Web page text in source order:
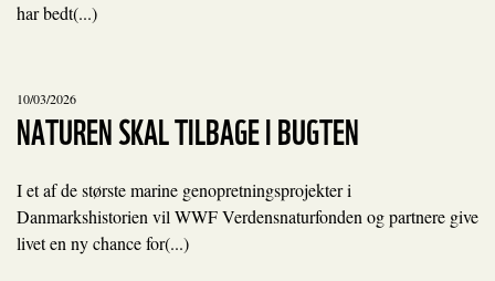
har bedt(...)
10/03/2026
NATUREN SKAL TILBAGE I BUGTEN
I et af de største marine genopretningsprojekter i
Danmarkshistorien vil WWF Verdensnaturfonden og partnere give
livet en ny chance for(...)